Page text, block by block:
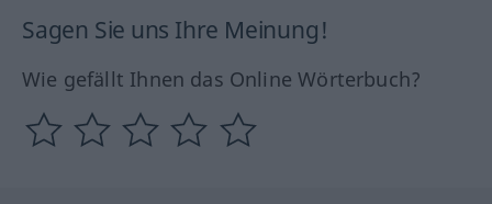
Sagen Sie uns Ihre Meinung!
Wie gefällt Ihnen das Online Wörterbuch?